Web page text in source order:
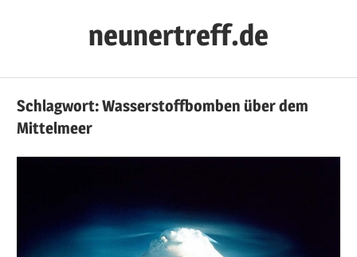
neunertreff.de
Schlagwort:Wasserstoffbomben über dem
Mittelmeer